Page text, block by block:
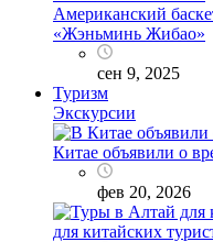
Американский
«Жэньминь Жибао»
сен 9, 2025
Туризм
Экскурсии
Китае объявили о
фев 20, 2026
для китайских